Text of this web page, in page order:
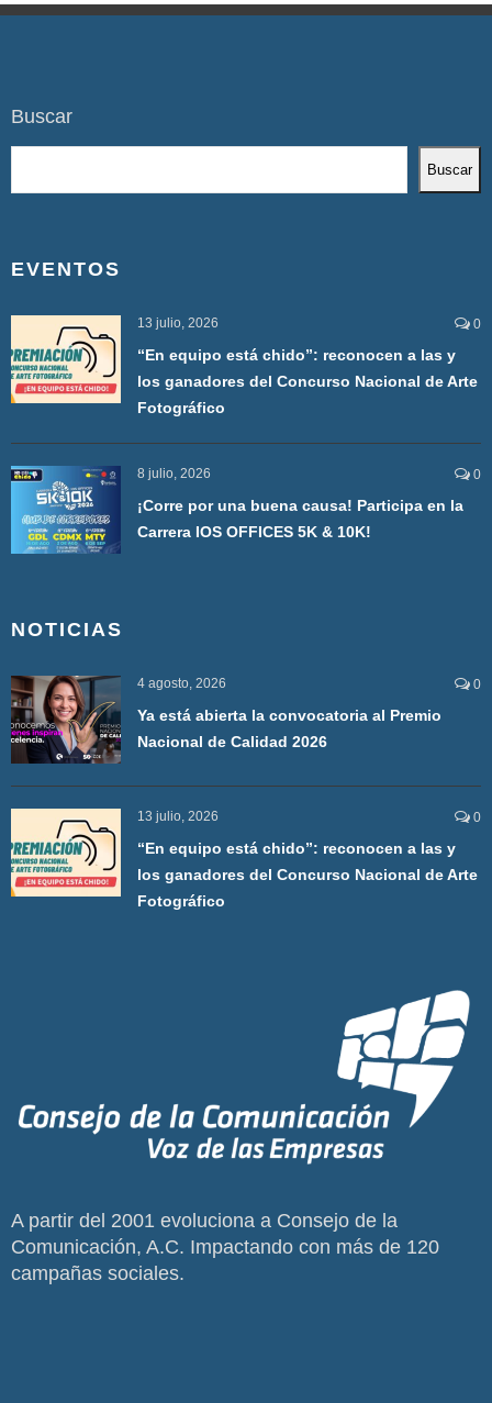
Buscar
Buscar
EVENTOS
13 julio, 2026 0
“En equipo está chido”: reconocen a las y
los ganadores del Concurso Nacional de Arte
Fotográfico
8 julio, 2026 0
¡Corre por una buena causa! Participa en la
Carrera IOS OFFICES 5K & 10K!
NOTICIAS
4 agosto, 2026 0
Ya está abierta la convocatoria al Premio
Nacional de Calidad 2026
13 julio, 2026 0
“En equipo está chido”: reconocen a las y
los ganadores del Concurso Nacional de Arte
Fotográfico
A partir del 2001 evoluciona a Consejo de la
Comunicación, A.C. Impactando con más de 120
campañas sociales.